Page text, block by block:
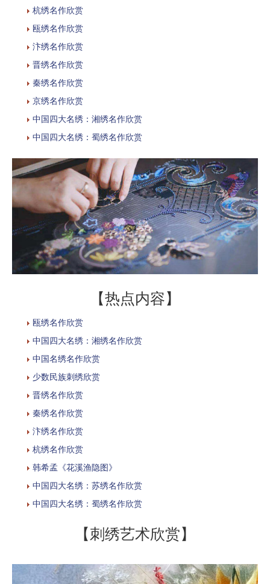
杭绣名作欣赏
瓯绣名作欣赏
汴绣名作欣赏
晋绣名作欣赏
秦绣名作欣赏
京绣名作欣赏
中国四大名绣：湘绣名作欣赏
中国四大名绣：蜀绣名作欣赏
【热点内容】
瓯绣名作欣赏
中国四大名绣：湘绣名作欣赏
中国名绣名作欣赏
少数民族刺绣欣赏
晋绣名作欣赏
秦绣名作欣赏
汴绣名作欣赏
杭绣名作欣赏
韩希孟《花溪渔隐图》
中国四大名绣：苏绣名作欣赏
中国四大名绣：蜀绣名作欣赏
【刺绣艺术欣赏】